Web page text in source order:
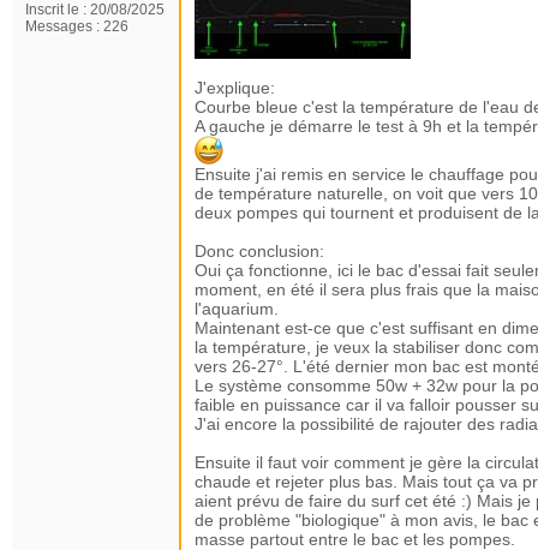
Inscrit le : 20/08/2025
Messages : 226
J'explique:
Courbe bleue c'est la température de l'eau
A gauche je démarre le test à 9h et la
Ensuite j'ai remis en service le chauffage
de température naturelle, on voit que vers
deux pompes qui tournent et produisent de
Donc conclusion:
Oui ça fonctionne, ici le bac d'essai fait
moment, en été il sera plus frais que la
l'aquarium.
Maintenant est-ce que c'est suffisant en
la température, je veux la stabiliser donc
vers 26-27°. L'été dernier mon bac est
Le système consomme 50w + 32w pour la
faible en puissance car il va falloir pousser
J'ai encore la possibilité de rajouter des
Ensuite il faut voir comment je gère la
chaude et rejeter plus bas. Mais tout ça va
aient prévu de faire du surf cet été :) Mais
de problème "biologique" à mon avis, le
masse partout entre le bac et les pompes.